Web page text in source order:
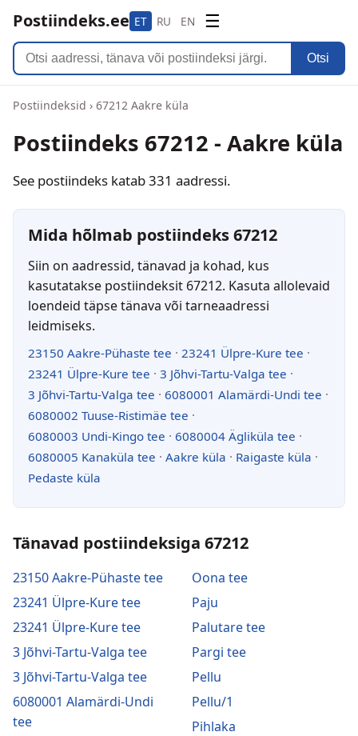
Postiindeks.ee ET RU EN ☰
Otsi
Postiindeksid › 67212 Aakre küla
Postiindeks 67212 - Aakre küla
See postiindeks katab 331 aadressi.
Mida hõlmab postiindeks 67212
Siin on aadressid, tänavad ja kohad, kus
kasutatakse postiindeksit 67212. Kasuta allolevaid
loendeid täpse tänava või tarneaadressi
leidmiseks.
23150 Aakre-Pühaste tee · 23241 Ülpre-Kure tee ·
23241 Ülpre-Kure tee · 3 Jõhvi-Tartu-Valga tee ·
3 Jõhvi-Tartu-Valga tee · 6080001 Alamärdi-Undi tee ·
6080002 Tuuse-Ristimäe tee ·
6080003 Undi-Kingo tee · 6080004 Ägliküla tee ·
6080005 Kanaküla tee · Aakre küla · Raigaste küla ·
Pedaste küla
Tänavad postiindeksiga 67212
23150 Aakre-Pühaste tee
23241 Ülpre-Kure tee
23241 Ülpre-Kure tee
3 Jõhvi-Tartu-Valga tee
3 Jõhvi-Tartu-Valga tee
6080001 Alamärdi-Undi
tee
Oona tee
Paju
Palutare tee
Pargi tee
Pellu
Pellu/1
Pihlaka